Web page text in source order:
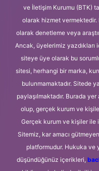
ve İletişim Kurumu (BTK)
olarak hizmet
olarak denetleme veya
Ancak, üyelerimiz yazdıkları
siteye üye olarak bu
sitesi, herhangi bir marka,
bulunmamaktadır. Sitede
paylaşılmaktadır. Burada
olup, gerçek kurum ve
Gerçek kurum ve kişiler ile
Sitemiz, kar amacı
platformudur. Hukuka ve
düşündüğünüz içerikleri,